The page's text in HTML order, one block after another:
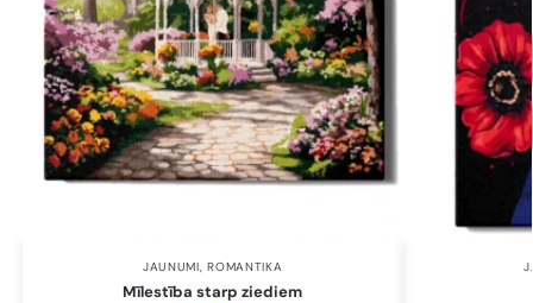
JAUNUMI,ROMANTIKA
Mīlestība starp ziediem